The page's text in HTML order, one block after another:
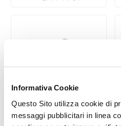
Informativa Cookie
Questo Sito utilizza cookie di
messaggi pubblicitari in linea